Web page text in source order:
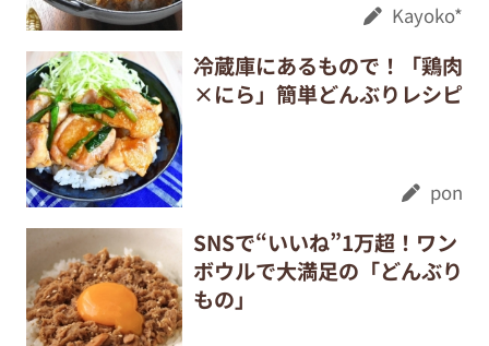
Kayoko*
冷蔵庫にあるもので！「鶏肉
×にら」簡単どんぶりレシピ
pon
SNSで“いいね”1万超！ワン
ボウルで大満足の「どんぶり
もの」